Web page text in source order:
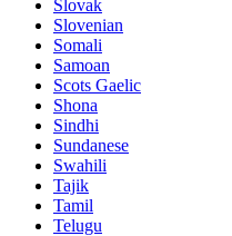
Slovak
Slovenian
Somali
Samoan
Scots Gaelic
Shona
Sindhi
Sundanese
Swahili
Tajik
Tamil
Telugu